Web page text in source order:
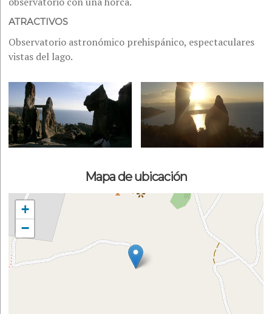
ATRACTIVOS
Observatorio astronómico prehispánico, espectaculares
vistas del lago.
Mapa de ubicación
+
−